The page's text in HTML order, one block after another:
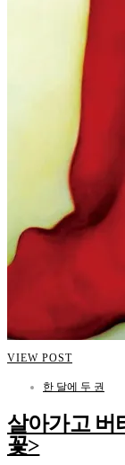
VIEW POST
한 달에 두 권
살아가고 버
꽃>